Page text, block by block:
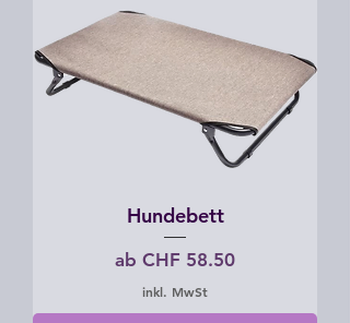
Hundebett
ab CHF 58.50
Sale-Preis
inkl. MwSt